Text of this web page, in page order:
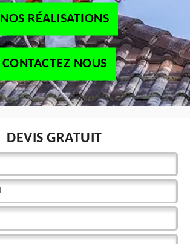
NOS RÉALISATIONS
CONTACTEZ NOUS
DEVIS GRATUIT